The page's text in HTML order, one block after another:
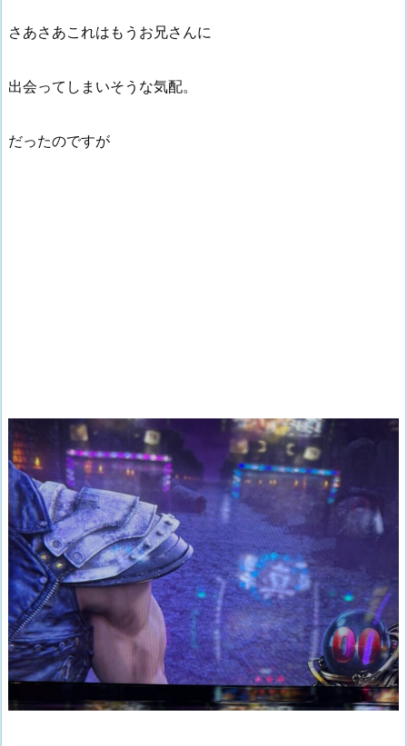
さあさあこれはもうお兄さんに
出会ってしまいそうな気配。
だったのですが